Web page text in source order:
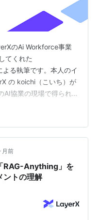
のAi Workforce事業
てくれた
る執筆です。本人のイ
の koichi（こいち）が
AI協業の現場で得られ
す。昨年の12月か
SWE（Software
しています。 この記事
を検討されている方
月前
RAG-Anything」を
ントの理解